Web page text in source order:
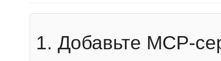
Добавьте MCP-